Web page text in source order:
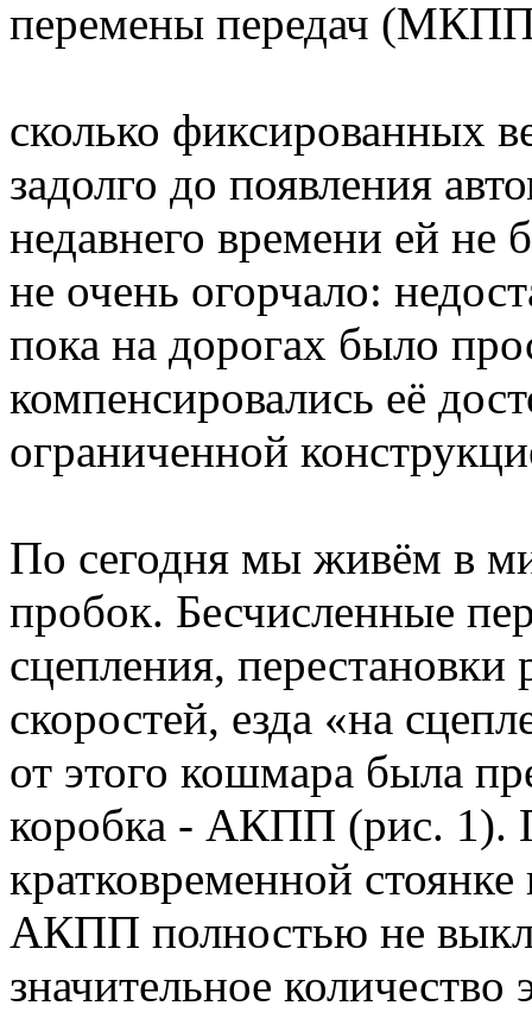
перемены передач
сколько фиксированных
задолго до появления
недавнего времени ей
не очень огорчало:
пока на дорогах было
компенсировались её
ограниченной
По сегодня мы живём в
пробок. Бесчисленные
сцепления,
скоростей, езда «на
от этого кошмара была
коробка - АКПП (рис. 1).
кратковременной
АКПП полностью не
значительное